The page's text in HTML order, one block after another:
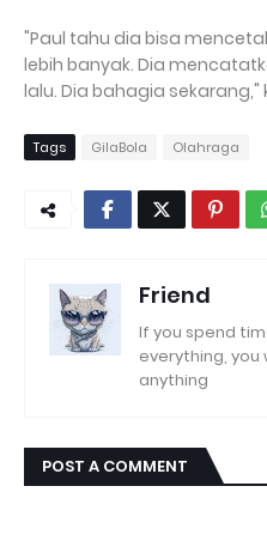
"Paul tahu dia bisa
lebih banyak. Dia
lalu. Dia bahagia sekarang,"
Tags GilaBola Olahraga
Friend
If you spend
everything,
anything
POST A COMMENT